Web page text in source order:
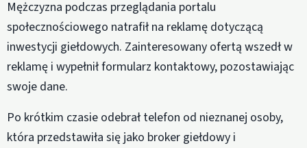
Mężczyzna podczas przeglądania portalu
społecznościowego natrafił na reklamę dotyczącą
inwestycji giełdowych. Zainteresowany ofertą wszedł w
reklamę i wypełnił formularz kontaktowy, pozostawiając
swoje dane.
Po krótkim czasie odebrał telefon od nieznanej osoby,
która przedstawiła się jako broker giełdowy i